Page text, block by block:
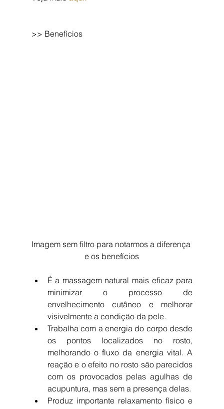
>> Benefícios
Imagem sem filtro para notarmos a diferença
e os benefícios
É a massagem natural mais eficaz para
minimizar o processo de
envelhecimento cutâneo e melhorar
visivelmente a condição da pele.
Trabalha com a energia do corpo desde
os pontos localizados no rosto,
melhorando o fluxo da energia vital. A
reação e o efeito no rosto são parecidos
com os provocados pelas agulhas de
Produz importante relaxamento físico e